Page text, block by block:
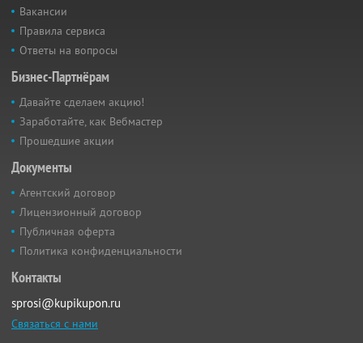
Вакансии
Правила сервиса
Ответы на вопросы
Бизнес-Партнёрам
Давайте сделаем акцию!
Заработайте, как Вебмастер
Прошедшие акции
Документы
Агентский договор
Лицензионный договор
Публичная оферта
Политика конфиденциальности
Контакты
sprosi@kupikupon.ru
Связаться с нами